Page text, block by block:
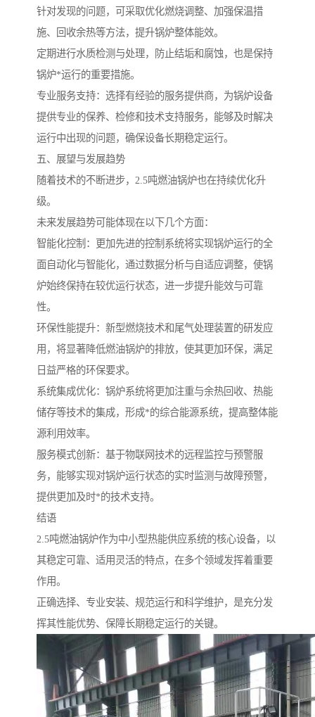
针对发现的问题，可采取优化燃烧调整、加强保温措
施、回收余热等方法，提升锅炉整体能效。
定期进行水质检测与处理，防止结垢和腐蚀，也是保持
锅炉*运行的重要措施。
专业服务支持：选择有经验的服务提供商，为锅炉设备
提供专业的保养、检修和技术支持服务，能够及时解决
运行中出现的问题，确保设备长期稳定运行。
五、展望与发展趋势
随着技术的不断进步，2.5吨燃油锅炉也在持续优化升
级。
未来发展趋势可能体现在以下几个方面：
智能化控制：更加先进的控制系统将实现锅炉运行的全
面自动化与智能化，通过数据分析与自适应调整，使锅
炉始终保持在较优运行状态，进一步提升能效与可靠
性。
环保性能提升：新型燃烧技术和尾气处理装置的研发应
用，将显著降低燃油锅炉的排放，使其更加环保，满足
日益严格的环保要求。
系统集成优化：锅炉系统将更加注重与余热回收、热能
储存等技术的集成，形成*的综合能源系统，提高整体能
源利用效率。
服务模式创新：基于物联网技术的远程监控与预警服
务，能够实现对锅炉运行状态的实时监测与故障预警，
提供更加及时*的技术支持。
结语
2.5吨燃油锅炉作为中小型热能供应系统的核心设备，以
其稳定可靠、适用灵活的特点，在多个领域发挥着重要
作用。
正确选择、专业安装、规范运行和科学维护，是充分发
挥其性能优势、保障长期稳定运行的关键。